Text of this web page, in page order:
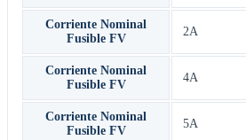
Corriente Nominal
Fusible FV
2A
Corriente Nominal
Fusible FV
4A
Corriente Nominal
Fusible FV
5A